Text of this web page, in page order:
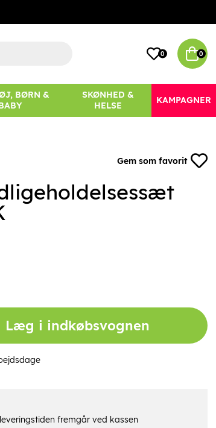
0 0
BØRN &
SKØNHED &
HELSE
KAMPAGNER
Gem som favorit
Læg i indkøbsvognen
fremgår ved kassen